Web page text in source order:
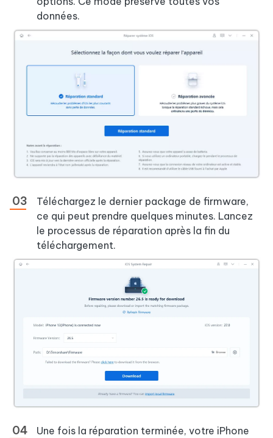
données.
Téléchargez le dernier package de firmware,
ce qui peut prendre quelques minutes. Lancez
le processus de réparation après la fin du
téléchargement.
Une fois la réparation terminée, votre iPhone